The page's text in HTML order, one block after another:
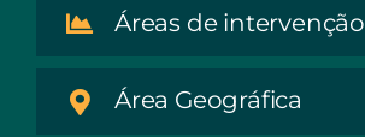
Áreas de intervenção
Área Geográfica